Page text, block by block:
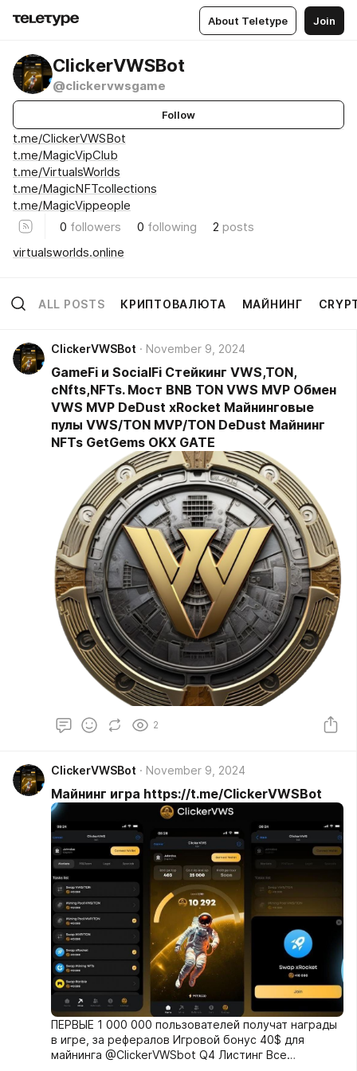
About Teletype Join
ClickerVWSBot
@clickervwsgame
Follow
t.me/ClickerVWSBot
t.me/MagicVipClub
t.me/VirtualsWorlds
t.me/MagicNFTcollections
t.me/MagicVippeople
0 followers 0 following 2 posts
virtualsworlds.online
ALL POSTS КРИПТОВАЛЮТА МАЙНИНГ
ClickerVWSBot November 9, 2024
GameFi и SocialFi Стейкинг VWS,TON,
cNfts,NFTs. Мост BNB TON VWS MVP Обмен
VWS MVP DeDust xRocket Майнинговые
пулы VWS/TON MVP/TON DeDust Майнинг
NFTs GetGems OKX GATE
2
ClickerVWSBot November 9, 2024
Майнинг игра https://t.me/ClickerVWSBot
ПЕРВЫЕ 1 000 000 пользователей получат награды
в игре, за рефералов Игровой бонус 40$ для
майнинга @ClickerVWSbot Q4 Листинг Все